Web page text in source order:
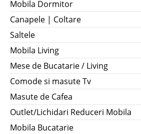
Mobila Dormitor
Canapele | Coltare
Saltele
Mobila Living
Mese de Bucatarie / Living
Comode si masute Tv
Masute de Cafea
Outlet/Lichidari Reduceri Mobila
Mobila Bucatarie